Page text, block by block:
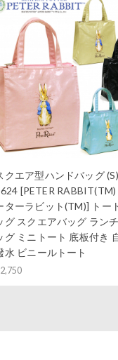
クエア型ハンドバッグ (S)
[PETER RABBIT(TM)
ターラビット(TM)] トー
グ スクエアバッグ ラン
グ ミニトート 底板付き
水 ビニールトート